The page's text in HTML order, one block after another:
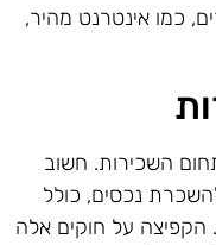
כמו אינטרנט מהיר,
השכירות. חשוב
נכסים, כולל
הקפיצה על חוקים אלה